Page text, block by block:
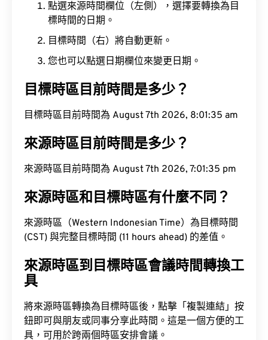
點選來源時間欄位（左側），選擇要轉換為目
標時間的日期。
目標時間（右）將自動更新。
您也可以點選日期欄位來變更日期。
目標時區目前時間是多少？
目標時區目前時間為 August 7th 2026, 8:01:36 am
來源時區目前時間是多少？
來源時區目前時間為 August 7th 2026, 7:01:36 pm
來源時區和目標時區有什麼不同？
來源時區（Western Indonesian Time）為目標時間
(CST) 與完整目標時間 (11 hours ahead) 的差值。
來源時區到目標時區會議時間轉換工
具
將來源時區轉換為目標時區後，點擊「複製連結」按
鈕即可與朋友或同事分享此時間。這是一個方便的工
具，可用於跨兩個時區安排會議。